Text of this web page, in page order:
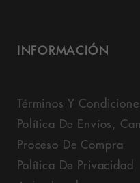
INFORMACIÓN
Términos Y
Política De Envíos,
Proceso De Compra
Política De Privacidad